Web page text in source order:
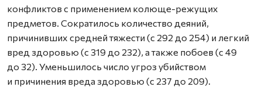
конфликтов с применением колюще-режущих
предметов. Сократилось количество деяний,
причинивших средней тяжести (с 292 до 254) и легкий
вред здоровью (с 319 до 232), а также побоев (с 49
до 32). Уменьшилось число угроз убийством
и причинения вреда здоровью (с 237 до 209).